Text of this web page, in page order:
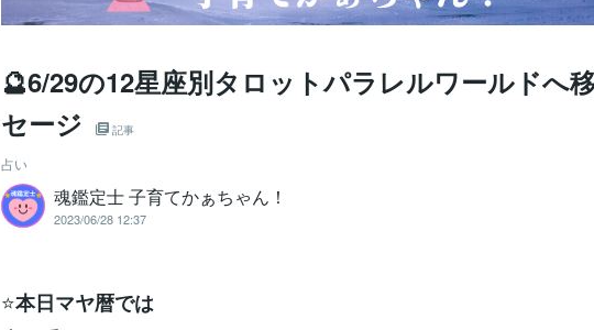
🔮6/29の12星座別タロットパラレルワールドへ
セージ
記事
占い
魂鑑定士 子育てかぁちゃん！
2023/06/28 12:37
⭐本日マヤ暦では